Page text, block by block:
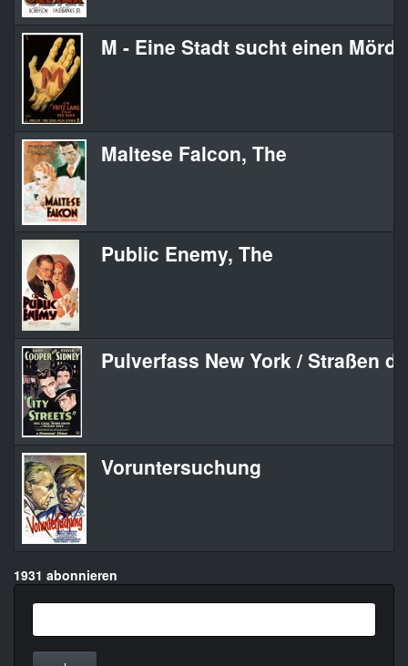
M - Eine Stadt sucht einen
Maltese Falcon, The
Public Enemy, The
Pulverfass New York / Straßen
Voruntersuchung
1931 abonnieren